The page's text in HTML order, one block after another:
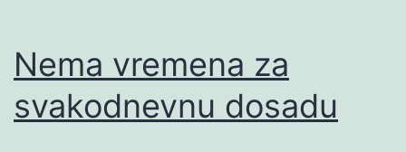
Nema vremena za
svakodnevnu dosadu